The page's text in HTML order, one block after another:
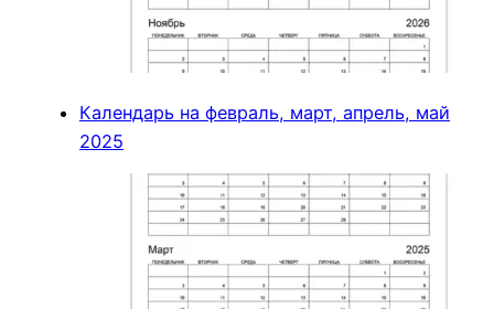
Календарь на февраль, март, апрель, май
2025